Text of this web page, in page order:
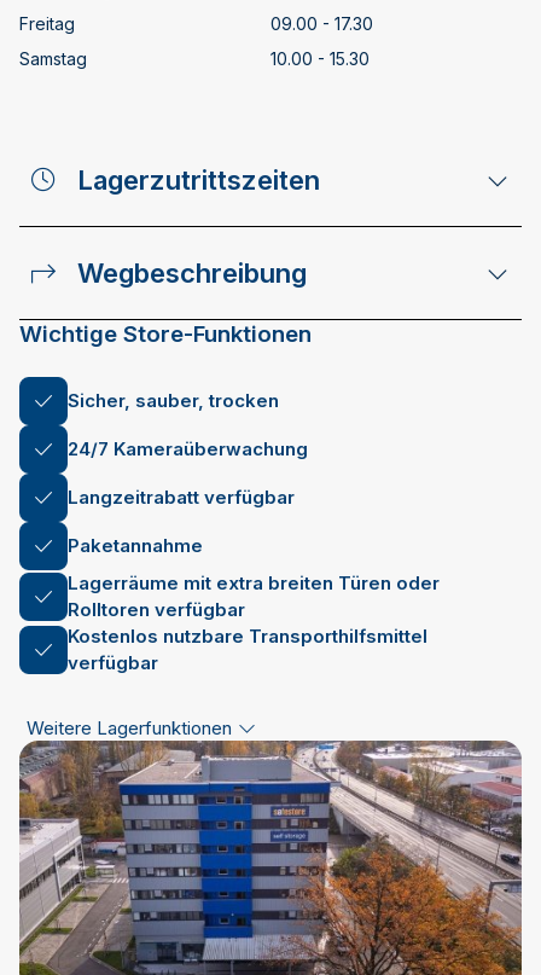
Freitag
09.00 - 17.30
Samstag
10.00 - 15.30
Lagerzutrittszeiten
Wegbeschreibung
Wichtige Store-Funktionen
Sicher, sauber, trocken
24/7 Kameraüberwachung
Langzeitrabatt verfügbar
Paketannahme
Lagerräume mit extra breiten Türen oder
Rolltoren verfügbar
Kostenlos nutzbare Transporthilfsmittel
verfügbar
Weitere Lagerfunktionen